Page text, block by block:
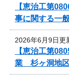
【恵治工第
事に関する一
2026年6月9日更
【恵治工第
業 杉ヶ洞地区